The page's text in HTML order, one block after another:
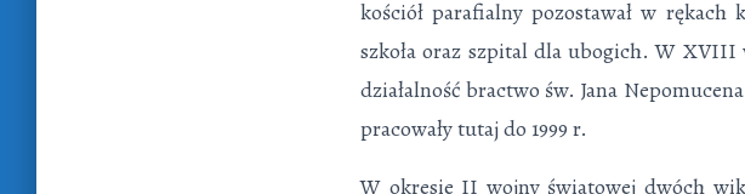
kościół parafialny pozostawał w
szkoła oraz szpital dla ubogich. W XVIII
działalność bractwo św. Jana
pracowały tutaj do 1999 r.
W okresie II wojny światowej dwóch